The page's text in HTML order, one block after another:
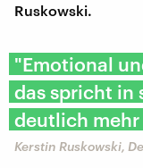
Ruskowski.
"Emotional
das spricht in
deutlich mehr
Kerstin Ruskowski,